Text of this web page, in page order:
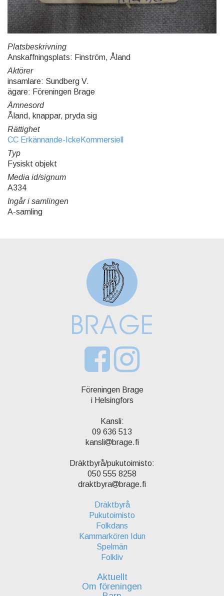
Platsbeskrivning
Anskaffningsplats: Finström, Åland
Aktörer
insamlare: Sundberg V.
ägare: Föreningen Brage
Ämnesord
Åland, knappar, pryda sig
Rättighet
CC Erkännande-IckeKommersiell
Typ
Fysiskt objekt
Media id/signum
A334
Ingår i samlingen
A-samling
Föreningen Brage
i Helsingfors
Kansli:
09 636 513
kansli
brage.fi
Dräktbyrå/pukutoimisto:
050 555 8258
draktbyra
brage.fi
Dräktbyrå
Pukutoimisto
Folkdans
Kammarkören Idun
Spelmän
Folkliv
Aktuellt
Om föreningen